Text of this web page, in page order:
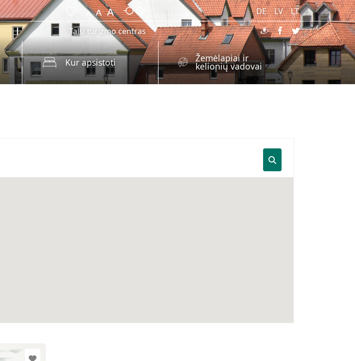
DE LV
LT
Talsi turizmo centras
Kur apsistoti Žemėlapiai ir
kelionių vadovai